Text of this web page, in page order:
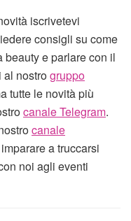
iscrivetevi
consigli su come
beauty e parlare con il
al nostrogruppo
tutte le novità più
canale Telegram.
canale
a truccarsi
noi agli eventi